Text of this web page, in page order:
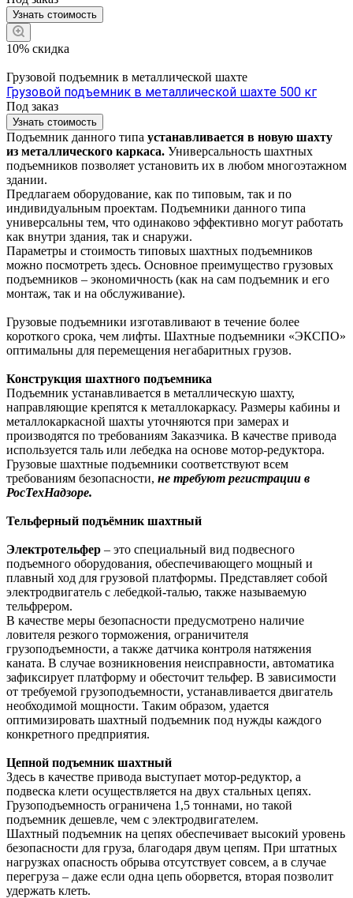
Узнать стоимость
10% скидка
Грузовой подъемник в металлической шахте
Грузовой подъемник в металлической шахте 500 кг
Под заказ
Узнать стоимость
Подъемник данного типа устанавливается в новую шахту
из металлического каркаса. Универсальность шахтных
подъемников позволяет установить их в любом многоэтажном
здании.
Предлагаем оборудование, как по типовым, так и по
индивидуальным проектам. Подъемники данного типа
универсальны тем, что одинаково эффективно могут работать
как внутри здания, так и снаружи.
Параметры и стоимость типовых шахтных подъемников
можно посмотреть здесь. Основное преимущество грузовых
подъемников – экономичность (как на сам подъемник и его
монтаж, так и на обслуживание).
Грузовые подъемники изготавливают в течение более
короткого срока, чем лифты. Шахтные подъемники «ЭКСПО»
оптимальны для перемещения негабаритных грузов.
Конструкция шахтного подъемника
Подъемник устанавливается в металлическую шахту,
направляющие крепятся к металлокаркасу. Размеры кабины и
металлокаркасной шахты уточняются при замерах и
производятся по требованиям Заказчика. В качестве привода
используется таль или лебедка на основе мотор-редуктора.
Грузовые шахтные подъемники соответствуют всем
требованиям безопасности, не требуют регистрации в
РосТехНадзоре.
Тельферный подъёмник шахтный
Электротельфер – это специальный вид подвесного
подъемного оборудования, обеспечивающего мощный и
плавный ход для грузовой платформы. Представляет собой
электродвигатель с лебедкой-талью, также называемую
тельфрером.
В качестве меры безопасности предусмотрено наличие
ловителя резкого торможения, ограничителя
грузоподъемности, а также датчика контроля натяжения
каната. В случае возникновения неисправности, автоматика
зафиксирует платформу и обесточит тельфер. В зависимости
от требуемой грузоподъемности, устанавливается двигатель
необходимой мощности. Таким образом, удается
оптимизировать шахтный подъемник под нужды каждого
конкретного предприятия.
Цепной подъемник шахтный
Здесь в качестве привода выступает мотор-редуктор, а
подвеска клети осуществляется на двух стальных цепях.
Грузоподъемность ограничена 1,5 тоннами, но такой
подъемник дешевле, чем с электродвигателем.
Шахтный подъемник на цепях обеспечивает высокий уровень
безопасности для груза, благодаря двум цепям. При штатных
нагрузках опасность обрыва отсутствует совсем, а в случае
перегруза – даже если одна цепь оборвется, вторая позволит
удержать клеть.